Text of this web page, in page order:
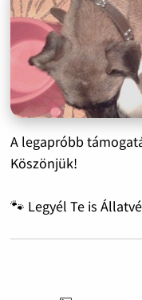
A legapróbb
Köszönjük!
🐾 Legyél Te is